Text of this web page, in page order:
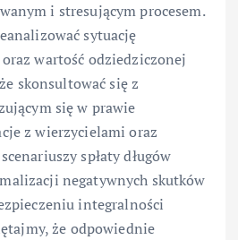
i stresującym procesem.
sytuację
wartość odziedziczonej
skonsultować się z
się w prawie
z wierzycielami oraz
spłaty długów
negatywnych skutków
integralności
że odpowiednie